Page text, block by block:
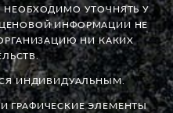
УТОЧНЯТЬ У
ИНФОРМАЦИИ НЕ
НИ КАКИХ
ИНДИВИДУАЛЬНЫМ.
ГРАФИЧЕСКИЕ ЭЛЕМЕНТЫ